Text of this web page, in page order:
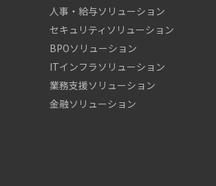
人事・給与ソリューション
セキュリティソリューション
BPOソリューション
ITインフラソリューション
業務支援ソリューション
金融ソリューション